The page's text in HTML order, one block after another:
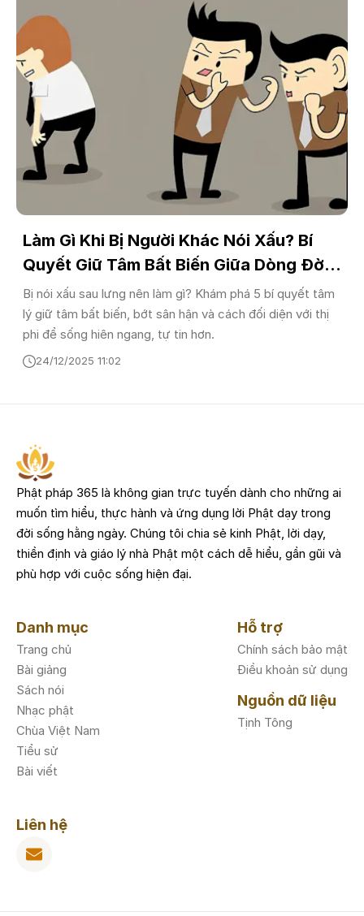
Làm Gì Khi Bị Người Khác Nói Xấu? Bí
Quyết Giữ Tâm Bất Biến Giữa Dòng Đời
Biến Động
Bị nói xấu sau lưng nên làm gì? Khám phá 5 bí quyết tâm
lý giữ tâm bất biến, bớt sân hận và cách đối diện với thị
phi để sống hiên ngang, tự tin hơn.
24/12/2025 11:02
Phật pháp 365 là không gian trực tuyến dành cho những ai
muốn tìm hiểu, thực hành và ứng dụng lời Phật dạy trong
đời sống hằng ngày. Chúng tôi chia sẻ kinh Phật, lời dạy,
thiền định và giáo lý nhà Phật một cách dễ hiểu, gần gũi và
phù hợp với cuộc sống hiện đại.
Danh mục
Trang chủ
Bài giảng
Sách nói
Nhạc phật
Chùa Việt Nam
Tiểu sử
Bài viết
Hỗ trợ
Chính sách bảo mật
Điều khoản sử dụng
Nguồn dữ liệu
Tịnh Tông
Liên hệ